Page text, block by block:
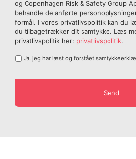
og Copenhagen Risk & Safety Group
behandle de anførte
formål. I vores privatlivspolitik kan du
du tilbagetrækker dit samtykke. Læs
privatlivspolitik her: privatlivspolitik.
Ja, jeg har læst og forstået